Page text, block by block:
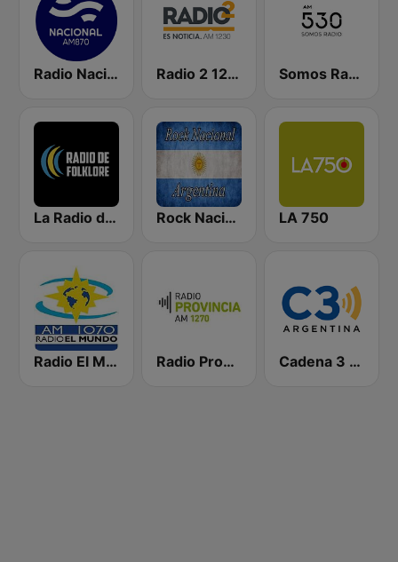
Radio Nacional - Córdoba 870 AM Radio 2 1230 AM Somos Radio AM 530
La Radio del Folklore Rock Nacional Argentina LA 750
Radio El Mundo Radio Provincia AM 1270 Cadena 3 Santa Fe 101.7 FM